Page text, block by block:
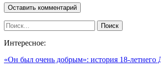
Интересное:
«Он был очень добрым»: история 18-